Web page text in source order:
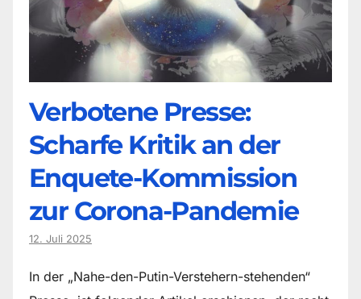
Verbotene Presse:
Scharfe Kritik an der
Enquete-Kommission
zur Corona-Pandemie
12. Juli 2025
In der „Nahe-den-Putin-Verstehern-stehenden“